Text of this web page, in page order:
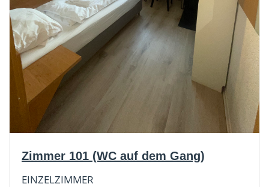
Zimmer 101 (WC auf dem Gang)
EINZELZIMMER